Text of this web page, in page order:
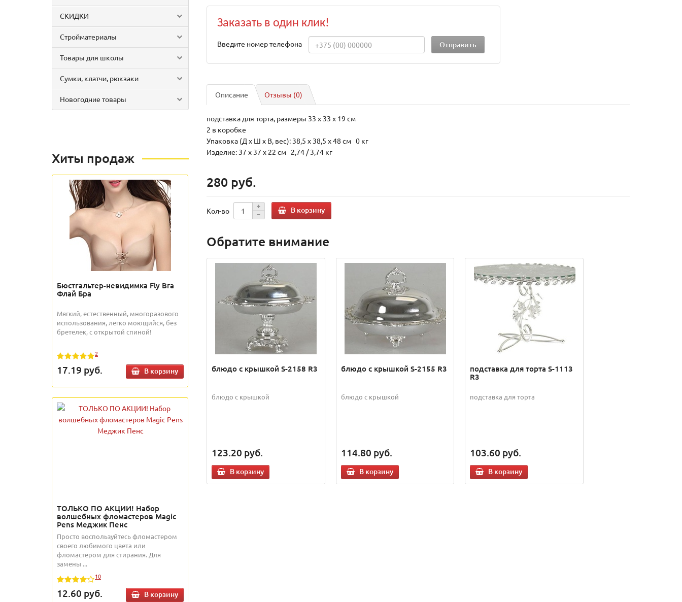
СКИДКИ
Стройматериалы
Товары для школы
Сумки, клатчи, рюкзаки
Новогодние товары
Хиты продаж
Бюстгальтер-невидимка Fly Bra
Флай Бра
Мягкий, естественный, многоразового
использования, легко моющийся, без
бретелек, с открытой спиной!
2
17.19 руб. В корзину
ТОЛЬКО ПО АКЦИИ! Набор
волшебных фломастеров Magic
Pens Меджик Пенс
Просто воспользуйтесь фломастером
своего любимого цвета или
фломастером для стирания. Для
замены ...
10
12.60 руб. В корзину
Заказать в один клик!
Введите номер телефона
Описание Отзывы (0)
подставка для торта, размеры 33 х 33 х 19 см
2 в коробке
Упаковка (Д х Ш х В, вес): 38,5 x 38,5 x 48 см 0 кг
Изделие: 37 x 37 x 22 см 2,74 / 3,74 кг
280 руб.
Кол-во В корзину
Обратите внимание
блюдо с крышкой S-2158 R3
блюдо с крышкой
123.20 руб.
В корзину
блюдо с крышкой S-2155 R3
блюдо с крышкой
114.80 руб.
В корзину
подставка для торта S-1113
R3
подставка для торта
103.60 руб.
В корзину